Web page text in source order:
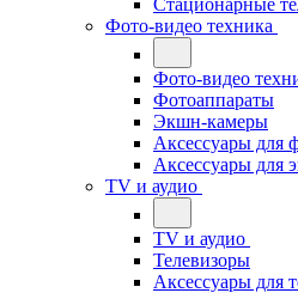
Стационарные
Фото-видео техника
Фото-видео
Фотоаппараты
Экшн-камеры
Аксессуары для
Аксессуары для
TV и аудио
TV и аудио
Телевизоры
Аксессуары для